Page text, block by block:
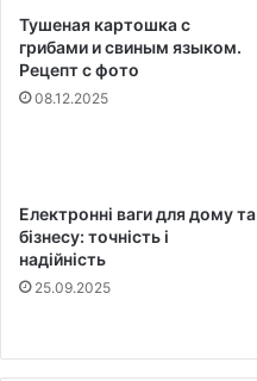
Тушеная картошка с
грибами и свиным языком.
Рецепт с фото
08.12.2025
Електронні ваги для дому та
бізнесу: точність і
надійність
25.09.2025